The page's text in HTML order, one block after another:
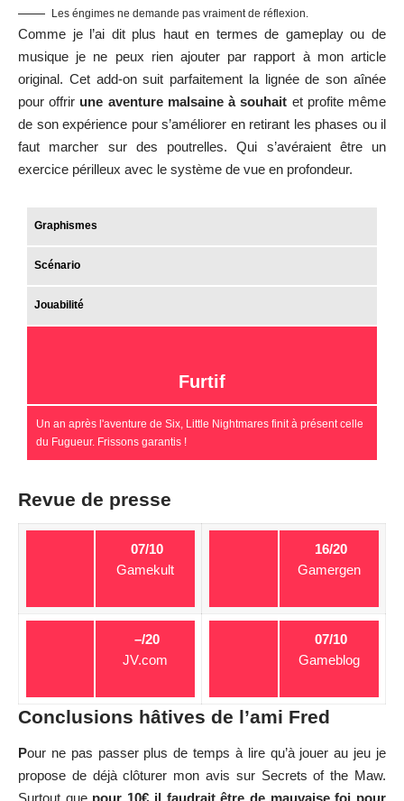
Les éngimes ne demande pas vraiment de réflexion.
Comme je l’ai dit plus haut en termes de gameplay ou de
musique je ne peux rien ajouter par rapport à mon article
original. Cet add-on suit parfaitement la lignée de son aînée
pour offrir une aventure malsaine à souhait et profite même
de son expérience pour s’améliorer en retirant les phases ou il
faut marcher sur des poutrelles. Qui s’avéraient être un
exercice périlleux avec le système de vue en profondeur.
Graphismes
Scénario
Jouabilité
Furtif
Un an après l'aventure de Six, Little Nightmares finit à présent celle
du Fugueur. Frissons garantis !
Revue de presse
07/10
Gamekult
16/20
Gamergen
–/20
JV.com
07/10
Gameblog
Conclusions hâtives de l’ami Fred
Pour ne pas passer plus de temps à lire qu’à jouer au jeu je
propose de déjà clôturer mon avis sur Secrets of the Maw.
Surtout que pour 10€ il faudrait être de mauvaise foi pour